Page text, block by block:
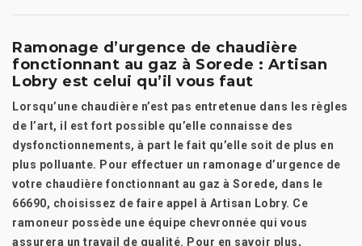
Ramonage d’urgence de chaudière
fonctionnant au gaz à Sorede : Artisan
Lobry est celui qu’il vous faut
Lorsqu’une chaudière n’est pas entretenue dans les règles
de l’art, il est fort possible qu’elle connaisse des
dysfonctionnements, à part le fait qu’elle soit de plus en
plus polluante. Pour effectuer un ramonage d’urgence de
votre chaudière fonctionnant au gaz à Sorede, dans le
66690, choisissez de faire appel à Artisan Lobry. Ce
ramoneur possède une équipe chevronnée qui vous
assurera un travail de qualité. Pour en savoir plus,